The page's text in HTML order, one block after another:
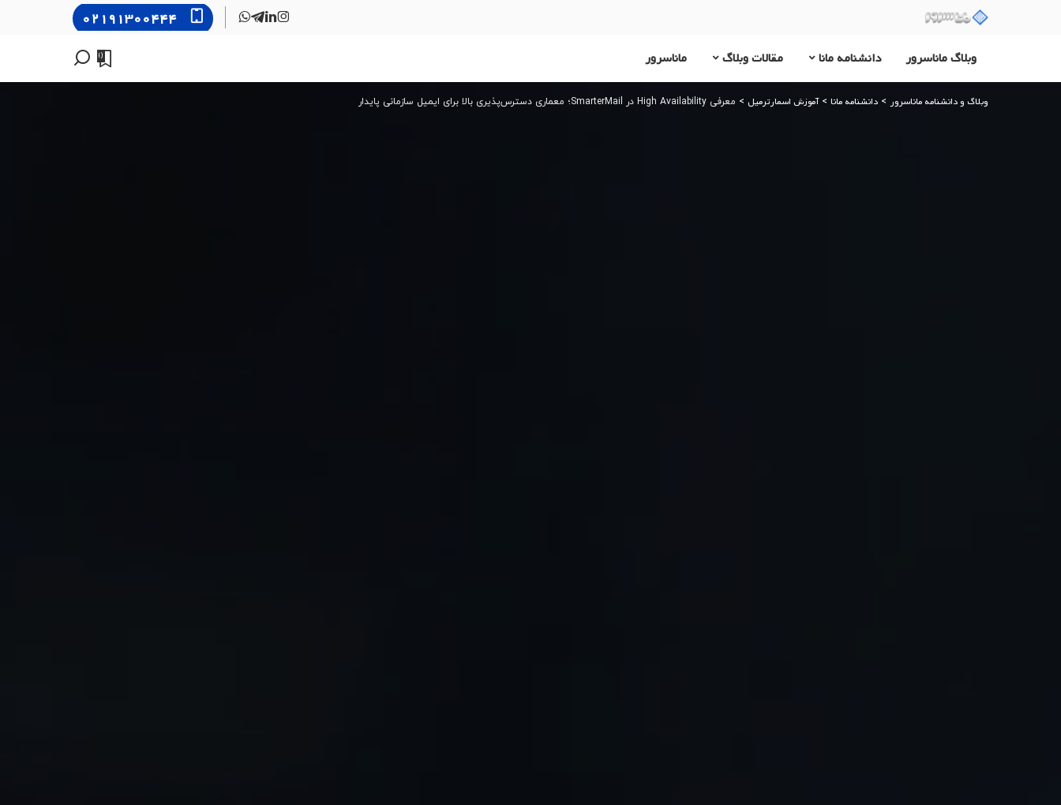
۰۲۱۹۱۳۰۰۴۴۴
وبلاگ ماناسرور دانشنامه مانا مقالات وبلاگ ماناسرور 0
وبلاگ و دانشنامه ماناسرور > دانشنامه مانا >آموزش اسمارترمیل > معرفی High Availability در SmarterMail؛ معماری دسترس‌پذیری بالا برای ایمیل سازمانی پایدار